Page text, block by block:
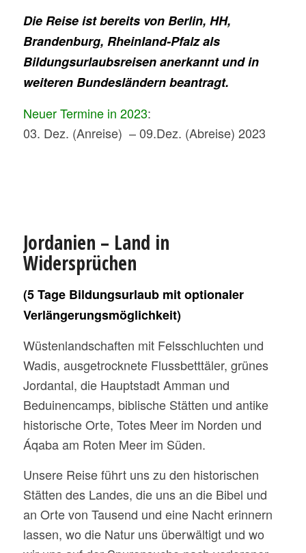
Die Reise ist bereits von Berlin, HH,
Brandenburg, Rheinland-Pfalz als
Bildungsurlaubsreisen anerkannt und in
weiteren Bundesländern beantragt.
Neuer Termine in 2023:
03. Dez. (Anreise) – 09.Dez. (Abreise) 2023
Jordanien – Land in
Widersprüchen
(5 Tage Bildungsurlaub mit optionaler
Verlängerungsmöglichkeit)
Wüstenlandschaften mit Felsschluchten und
Wadis, ausgetrocknete Flussbetttäler, grünes
Jordantal, die Hauptstadt Amman und
Beduinencamps, biblische Stätten und antike
historische Orte, Totes Meer im Norden und
Áqaba am Roten Meer im Süden.
Unsere Reise führt uns zu den historischen
Stätten des Landes, die uns an die Bibel und
an Orte von Tausend und eine Nacht erinnern
lassen, wo die Natur uns überwältigt und wo